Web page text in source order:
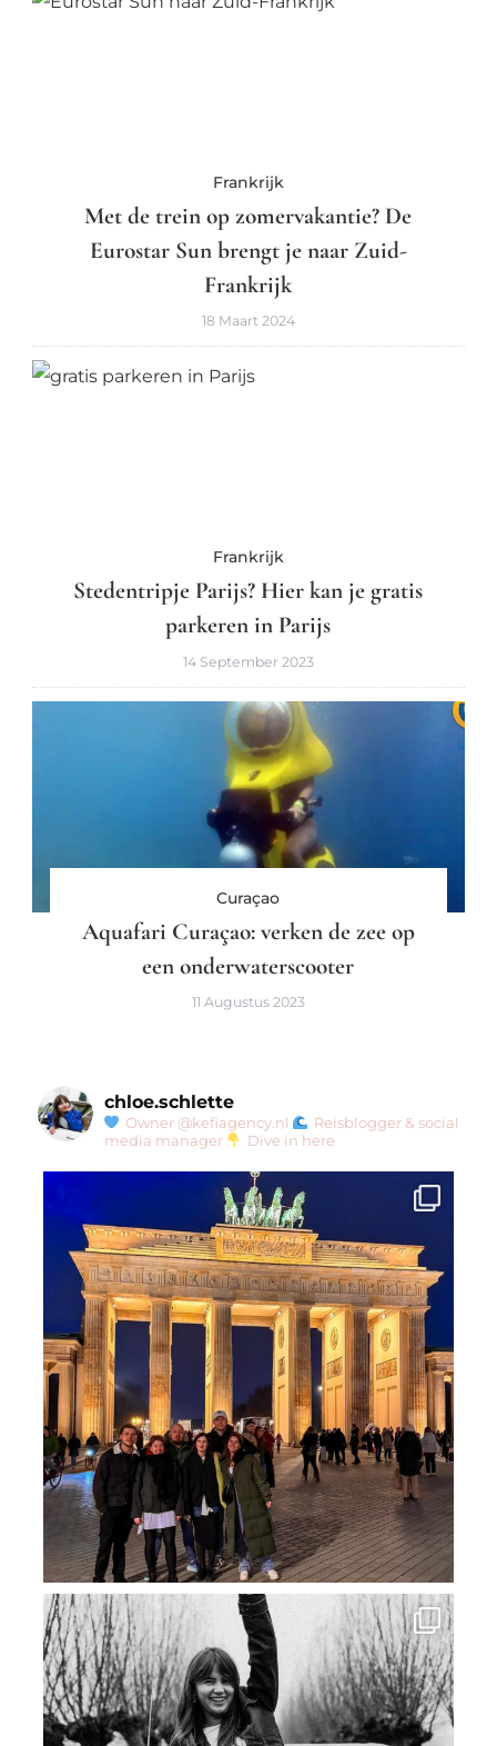
Frankrijk
Met de trein op zomervakantie? De
Eurostar Sun brengt je naar Zuid-
Frankrijk
18 Maart 2024
Frankrijk
Stedentripje Parijs? Hier kan je gratis
parkeren in Parijs
14 September 2023
Curaçao
Aquafari Curaçao: verken de zee op
een onderwaterscooter
11 Augustus 2023
chloe.schlette
Owner @kefiagency.nl
Reisblogger & social
media manager
Dive in here